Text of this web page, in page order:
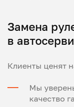
Замена
в
Клиенты ценят
Мы
качество